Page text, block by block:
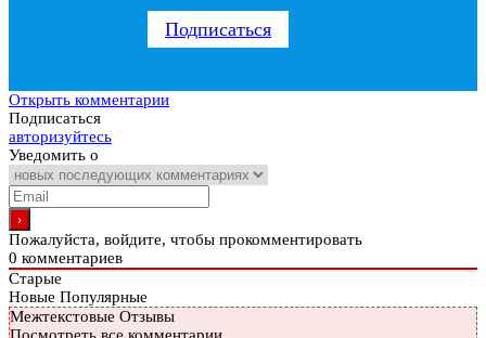
Подписаться
Открыть комментарии
Подписаться
авторизуйтесь
Уведомить о
Пожалуйста, войдите, чтобы прокомментировать
0 комментариев
Старые
Новые Популярные
Межтекстовые Отзывы